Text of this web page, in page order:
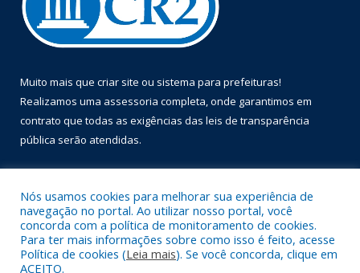
Muito mais que criar site ou sistema para prefeituras!
Realizamos uma assessoria completa, onde garantimos em
contrato que todas as exigências das leis de transparência
pública serão atendidas.
Todos os direitos reservados a Prefeitura Municipal de Óbidos.
Nós usamos cookies para melhorar sua experiência de
navegação no portal. Ao utilizar nosso portal, você
concorda com a política de monitoramento de cookies.
Para ter mais informações sobre como isso é feito, acesse
Política de cookies (Leia mais). Se você concorda, clique em
ACEITO.